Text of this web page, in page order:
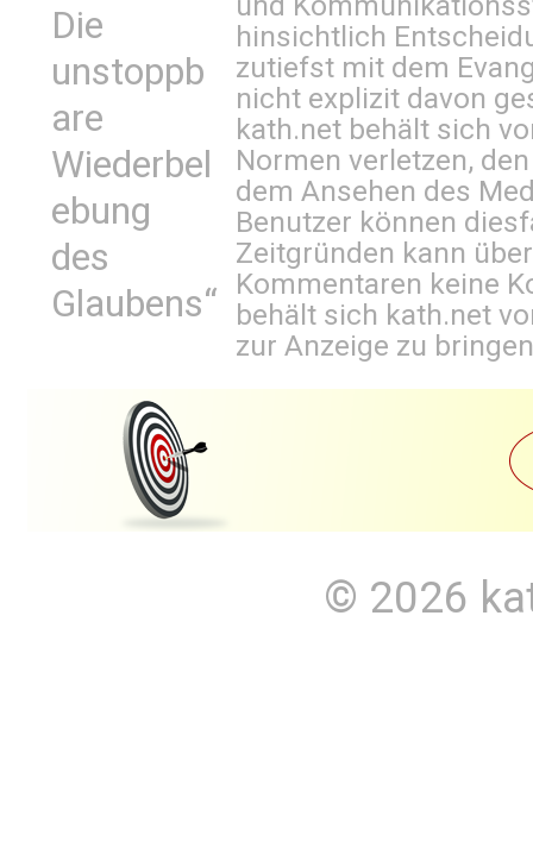
Die
unstoppb
are
Wiederbel
ebung
des
Glaubens“
hinsichtlich
zutiefst mit dem
nicht explizit davon
kath.net behält sich
Normen verletzen,
dem Ansehen des
Benutzer können
Zeitgründen kann
Kommentaren keine
behält sich kath.net
zur Anzeige zu
© 2026